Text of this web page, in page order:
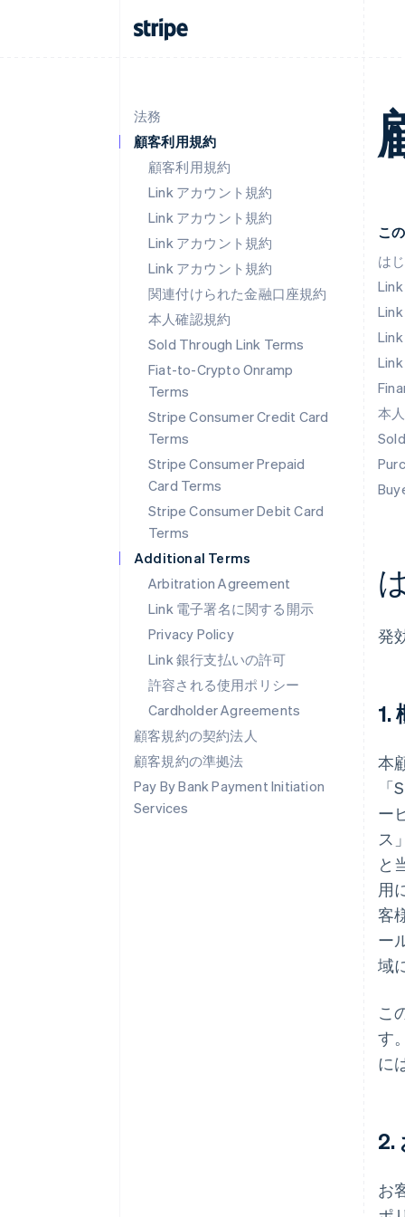
法務
顧客利用規約
顧客利用規約
Link アカウント規約
Link アカウント規約
Link アカウント規約
Link アカウント規約
関連付けられた金融口座規約
本人確認規約
Sold Through Link Terms
Fiat-to-Crypto Onramp
Terms
Stripe Consumer Credit Card
Terms
Stripe Consumer Prepaid
Card Terms
Stripe Consumer Debit Card
Terms
Additional Terms
Arbitration Agreement
Link 電子署名に関する開示
Privacy Policy
Link 銀行支払いの許可
許容される使用ポリシー
Cardholder Agreements
顧客規約の契約法人
顧客規約の準拠法
Pay By Bank Payment Initiation
Services
こ
は
本
発
1.
本
ー
ス
と
用
客
ー
域
こ
す
に
2.
お